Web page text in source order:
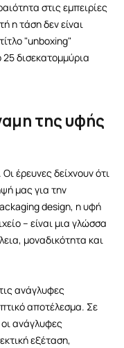
στις εμπειρίες
η τάση δεν είναι
"unboxing"
δισεκατομμύρια
της υφής
έρευνες δείχνουν ότι
μας για την
design, η υφή
– είναι μια γλώσσα
μοναδικότητα και
ανάγλυφες
αποτέλεσμα. Σε
ανάγλυφες
εξέταση,